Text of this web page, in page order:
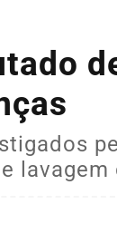
lavagem